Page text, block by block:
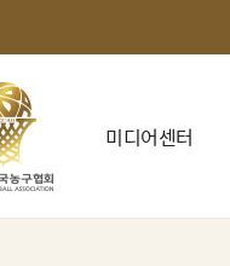
미디어센터